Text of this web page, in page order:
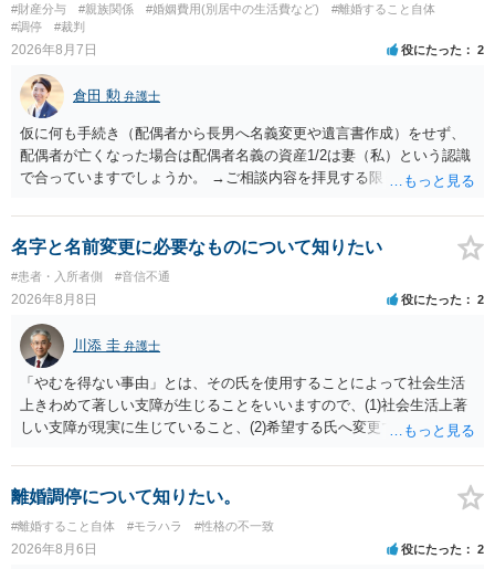
#財産分与 #親族関係 #婚姻費用(別居中の生活費など)
#離婚すること自体
#調停
#裁判
2026年8月7日 役にたった 2
倉田 勲 弁護士
仮に何も手続き（配偶者から長男へ名義変更や遺言書作成）をせず、
配偶者が亡くなった場合は配偶者名義の資産1/2は妻（私）という認識
で合っていますでしょうか。 →ご相談内容を拝見する限りでは、その
完全に所有する場合は、他の相続人に対して自宅の評価額の１/２の代
償金の支払いが必要になります。
名字と名前変更に必要なものについて知りたい
#患者・入所者側 #音信不通
2026年8月8日 役にたった 2
川添 圭 弁護士
「やむを得ない事由」とは、その氏を使用することによって社会生活
上きわめて著しい支障が生じることをいいますので、(1)社会生活上著
しい支障が現実に生じていること、(2)希望する氏へ変更できればその
できるかどうかがポイントです。 記録中に現れた一切の事情が判断対
象ですので、上記(1)と(2)を説明できる資料は全て（ただし理路整然
に）提出することが必要になります。「フラッシュバック」とのこと
なので、例えば、医学上確立されているPTSDの診断基準に合致した説
明とそれに沿う資料の提出が必要になってくるように思います。 精神
離婚調停について知りたい。
#離婚すること自体 #モラハラ #性格の不一致
2026年8月6日 役にたった 2